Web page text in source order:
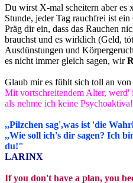
Du wirst X-mal scheitern aber es
Stunde, jeder Tag rauchfrei ist
Präg dir ein, dass das Rauchen
brauchst und es wirklich (Geld,
Ausdünstungen und
es nicht immer gleich sagen, wir
Glaub mir es fühlt sich toll an
Mit vortschreitendem Alter, werd'
als nehme ich keine Psychoaktiva!
,,Pilzchen sag',was ist 'die
,,Wie soll ich's dir sagen? Ich
du!"
LARINX
If you don't have a plan, you